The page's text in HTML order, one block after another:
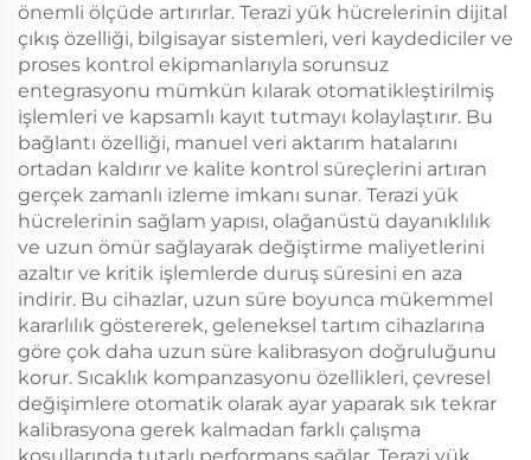
önemli ölçüde artırırlar. Terazi yük hücrelerinin dijital
çıkış özelliği, bilgisayar sistemleri, veri kaydediciler ve
proses kontrol ekipmanlarıyla sorunsuz
entegrasyonu mümkün kılarak otomatikleştirilmiş
işlemleri ve kapsamlı kayıt tutmayı kolaylaştırır. Bu
bağlantı özelliği, manuel veri aktarım hatalarını
ortadan kaldırır ve kalite kontrol süreçlerini artıran
gerçek zamanlı izleme imkanı sunar. Terazi yük
hücrelerinin sağlam yapısı, olağanüstü dayanıklılık
ve uzun ömür sağlayarak değiştirme maliyetlerini
azaltır ve kritik işlemlerde duruş süresini en aza
indirir. Bu cihazlar, uzun süre boyunca mükemmel
kararlılık göstererek, geleneksel tartım cihazlarına
göre çok daha uzun süre kalibrasyon doğruluğunu
korur. Sıcaklık kompanzasyonu özellikleri, çevresel
değişimlere otomatik olarak ayar yaparak sık tekrar
kalibrasyona gerek kalmadan farklı çalışma